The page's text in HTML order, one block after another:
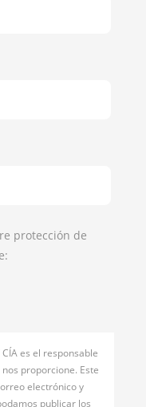
protección de
CÍA es el responsable
proporcione. Este
electrónico y
publicar los